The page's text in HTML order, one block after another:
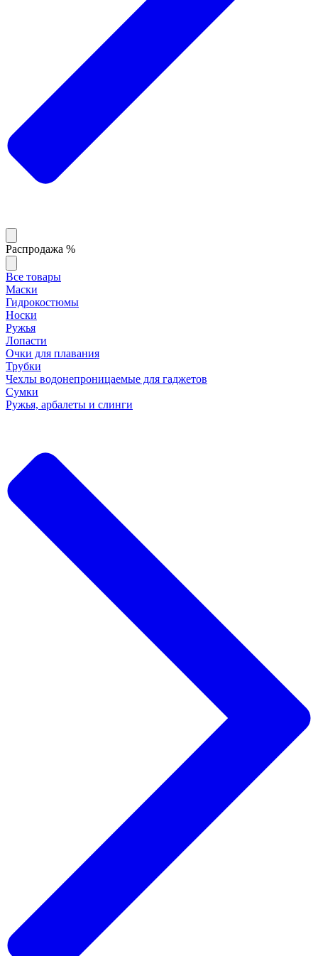
Распродажа %
Все товары
Маски
Гидрокостюмы
Носки
Ружья
Лопасти
Очки для плавания
Трубки
Чехлы водонепроницаемые для гаджетов
Сумки
Ружья, арбалеты и слинги